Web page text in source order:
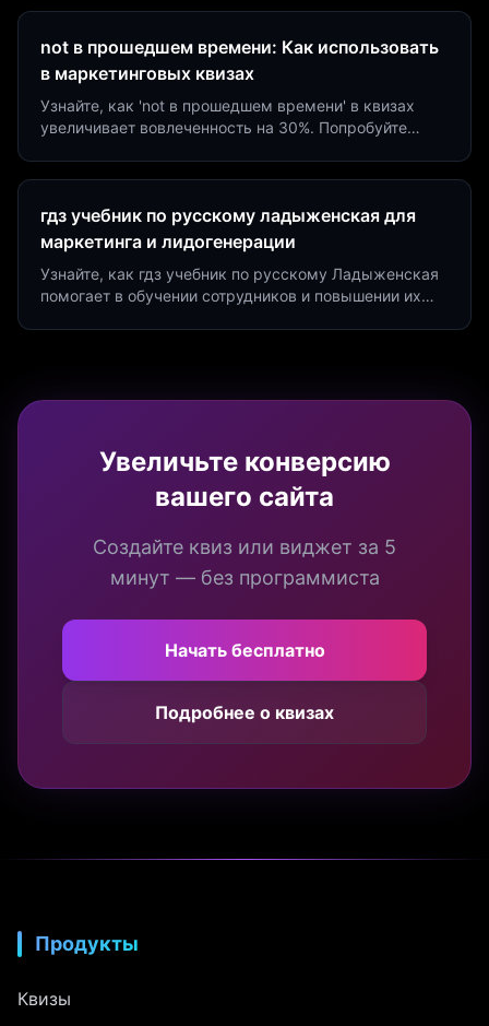
not в прошедшем времени: Как использовать
в маркетинговых квизах
Узнайте, как 'not в прошедшем времени' в квизах
увеличивает вовлеченность на 30%. Попробуйте
гдз учебник по русскому ладыженская для
маркетинга и лидогенерации
Узнайте, как гдз учебник по русскому Ладыженская
помогает в обучении сотрудников и повышении их
Увеличьте конверсию
вашего сайта
Создайте квиз или виджет за 5
минут — без программиста
Начать бесплатно
Подробнее о квизах
Продукты
Квизы